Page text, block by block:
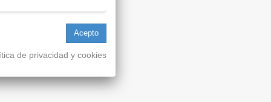
de privacidad y cookies